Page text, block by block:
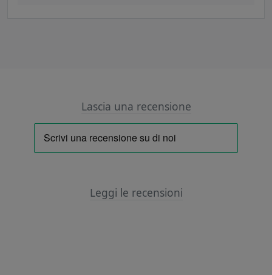
Lascia una recensione
Leggi le recensioni